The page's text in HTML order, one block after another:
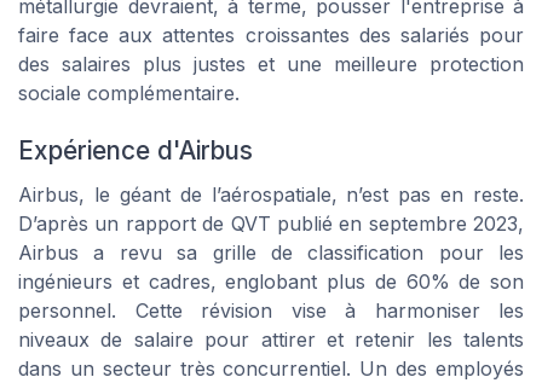
métallurgie devraient, à terme, pousser l'entreprise à
faire face aux attentes croissantes des salariés pour
des salaires plus justes et une meilleure protection
sociale complémentaire.
Expérience d'Airbus
Airbus, le géant de l’aérospatiale, n’est pas en reste.
D’après un rapport de QVT publié en septembre 2023,
Airbus a revu sa grille de classification pour les
ingénieurs et cadres, englobant plus de 60% de son
personnel. Cette révision vise à harmoniser les
niveaux de salaire pour attirer et retenir les talents
dans un secteur très concurrentiel. Un des employés